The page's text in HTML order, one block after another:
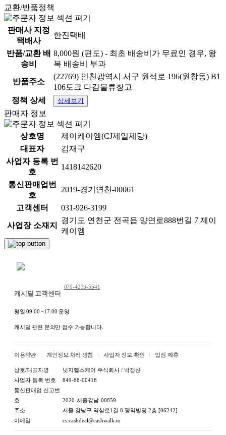
교환/반품정책
판매사 지정
택배사
한진택배
반품/교환 배
송비
8,000원 (편도) - 최초 배송비가 무료인 경우, 왕
복 배송비 부과
반품주소
(22769) 인천광역시 서구 원석로 196(원창동) B1
106도크 다감물류창고
정책 상세
상세보기
판매자 정보
상호명
제이케이엠(CJ제일제당)
대표자
김재구
사업자 등록 번
호
1418142620
통신판매업번
호
2019-경기연천-00061
고객센터 031-926-3199
사업장 소재지
경기도 연천군 전곡읍 양연로888번길 7 제이
케이엠
캐시딜 고객센터
070-4233-5541
평일 09:00 ~17:00 운영
캐시딜 관련 문의만 접수 가능합니다.
이용약관 개인정보 처리 방침 사업자 정보 확인 입점 제휴
상호/대표자명
넛지헬스케어 주식회사 / 박정신
사업자 등록 번호
849-88-00418
통신판매업 신고번
호
2020-서울강남-00859
주소
서울 강남구 역삼로1길 8 평익빌딩 2층 [06242]
이메일
cs.cashdeal@cashwalk.io